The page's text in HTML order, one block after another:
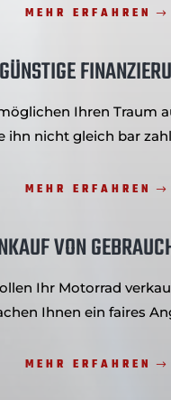
MEHR ERFAHREN
GÜNSTIGE
Ihren Traum
ihn nicht gleich bar
MEHR ERFAHREN
VON
Ihr Motorrad
Ihnen ein faires
MEHR ERFAHREN